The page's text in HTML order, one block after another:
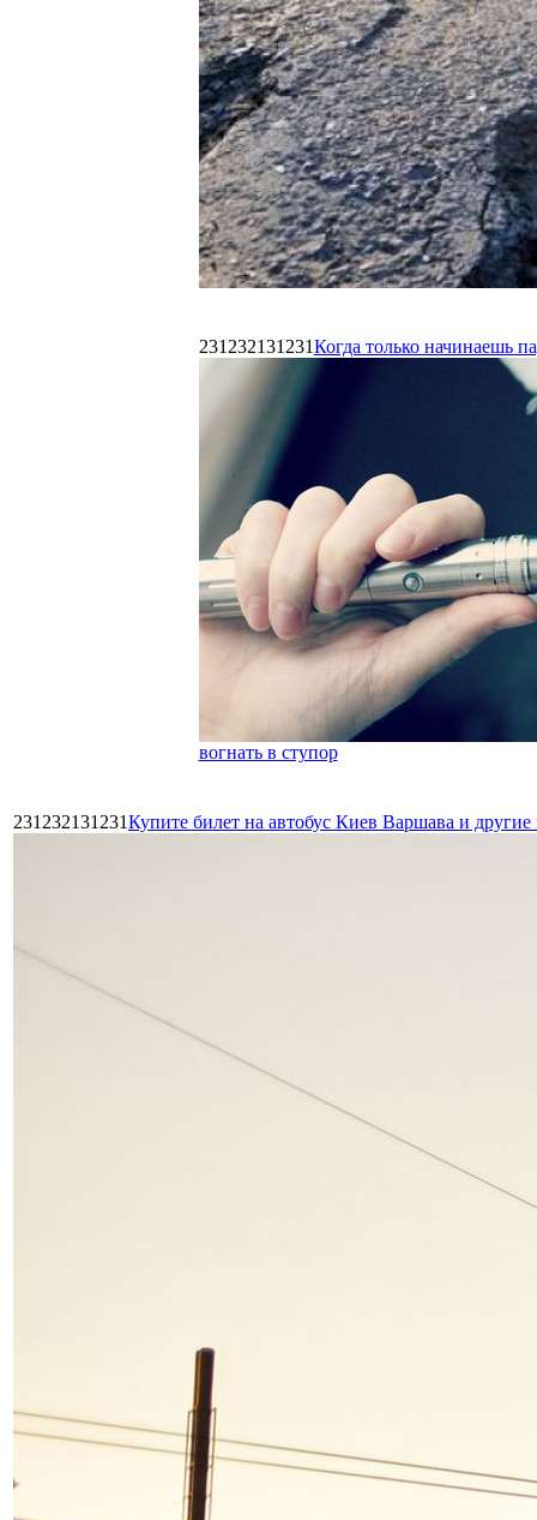
231232131231Когда только начинаешь
вогнать в ступор
231232131231Купите билет на автобус Киев Варшава и